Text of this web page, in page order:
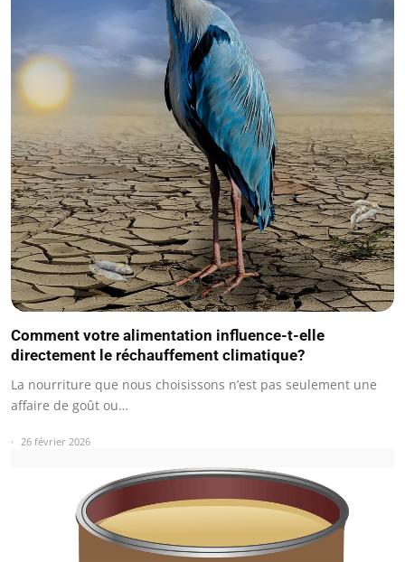
Comment votre alimentation influence-t-elle
directement le réchauffement climatique?
La nourriture que nous choisissons n’est pas seulement une
affaire de goût ou…
26 février 2026